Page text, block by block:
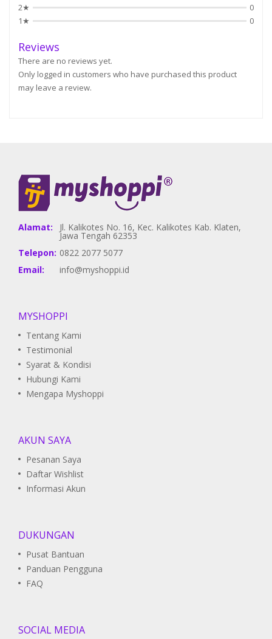
2★
0
1★
0
Reviews
There are no reviews yet.
Only logged in customers who have purchased this product
may leave a review.
Alamat: Jl. Kalikotes No. 16, Kec. Kalikotes Kab. Klaten,
Jawa Tengah 62353
Telepon: 0822 2077 5077
Email:
info@myshoppi.id
MYSHOPPI
Tentang Kami
Testimonial
Syarat & Kondisi
Hubungi Kami
Mengapa Myshoppi
AKUN SAYA
Pesanan Saya
Daftar Wishlist
Informasi Akun
DUKUNGAN
Pusat Bantuan
Panduan Pengguna
FAQ
SOCIAL MEDIA